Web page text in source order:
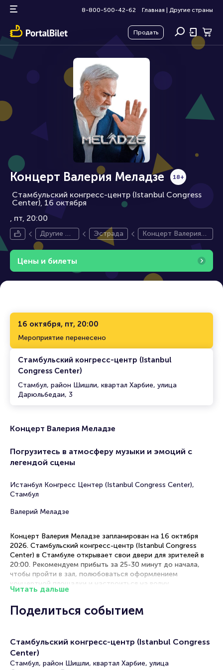
8-800-500-42-62 Главная Другие страны
Продать
Концерт Валерия Меладзе
Стамбульский конгресс-центр (Istanbul Congress
Center), 16 октября
18+
пт, 20:00
Другие ст
раны
Эстрада
Концерт Валерия
Цены и билеты
16 октября, пт, 20:00
Мероприятие перенесено
Стамбульский конгресс-центр (Istanbul
Congress Center)
Стамбул, район Шишли, квартал Харбие, улица
Дарюльбедаи, 3
Концерт Валерия Меладзе
Погрузитесь в атмосферу музыки и эмоций с
легендой сцены
Истанбул Конгресс Центер (Istanbul Congress Center),
Стамбул
Валерий Меладзе
Концерт Валерия Меладзе запланирован на 16 октября
2026. Стамбульский конгресс-центр (Istanbul Congress
Center) в Стамбуле открывает свои двери для зрителей в
20:00. Рекомендуем прибыть за 25-30 минут до начала,
чтобы пройти в зал, полюбоваться оформлением
концертной площадки и настроиться на волну
мероприятия.
Рекомендации по выбору мест
полноценного восприятия всех элементов шоу.
Бельэтаж — отличное сочетание доступной цены и
прекрасного обзора всей сцены.
Читать дальше
Поделиться событием
Стамбульский конгресс-центр (Istanbul Congress
Center)
Стамбул, район Шишли, квартал Харбие, улица